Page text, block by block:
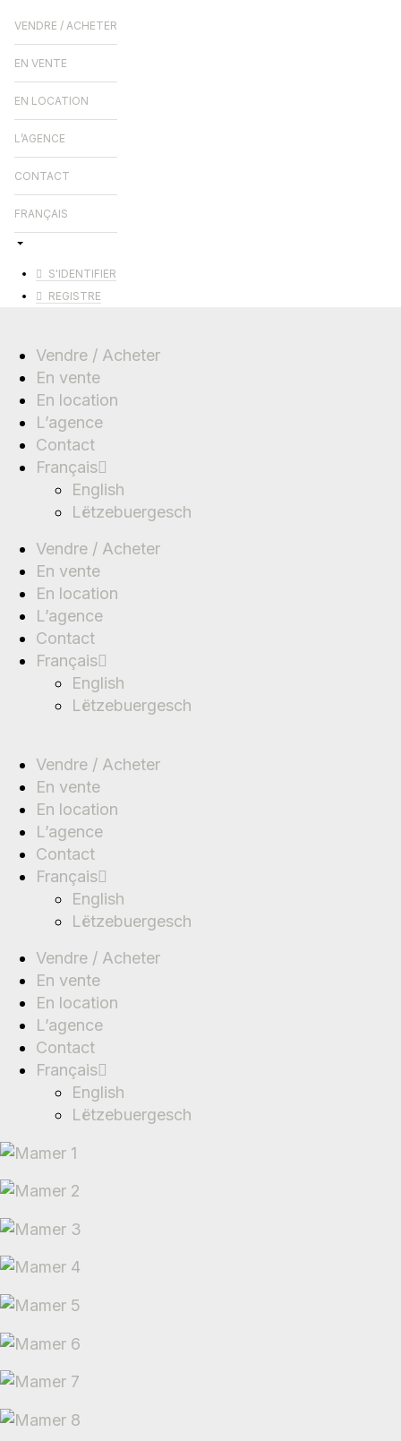
VENDRE / ACHETER
EN VENTE
EN LOCATION
L’AGENCE
CONTACT
FRANÇAIS
S'IDENTIFIER
REGISTRE
Vendre / Acheter
En vente
En location
L’agence
Contact
Français
English
Lëtzebuergesch
Vendre / Acheter
En vente
En location
L’agence
Contact
Français
English
Lëtzebuergesch
Vendre / Acheter
En vente
En location
L’agence
Contact
Français
English
Lëtzebuergesch
Vendre / Acheter
En vente
En location
L’agence
Contact
Français
English
Lëtzebuergesch